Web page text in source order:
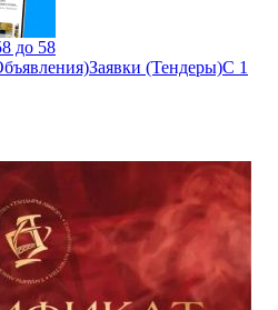
до 58
Заявки (Тендеры)С 1